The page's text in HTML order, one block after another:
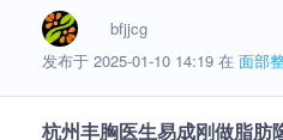
bfjjcg
发布于 2025-01-10 14:19 在 面部
杭州丰胸医生易成刚做脂肪